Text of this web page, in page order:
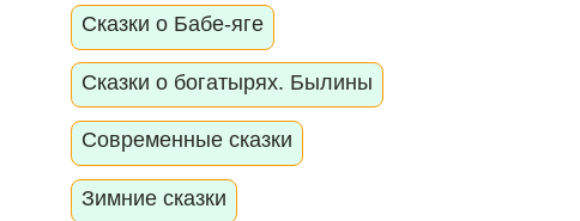
Сказки о Бабе-яге
Сказки о богатырях. Былины
Современные сказки
Зимние сказки